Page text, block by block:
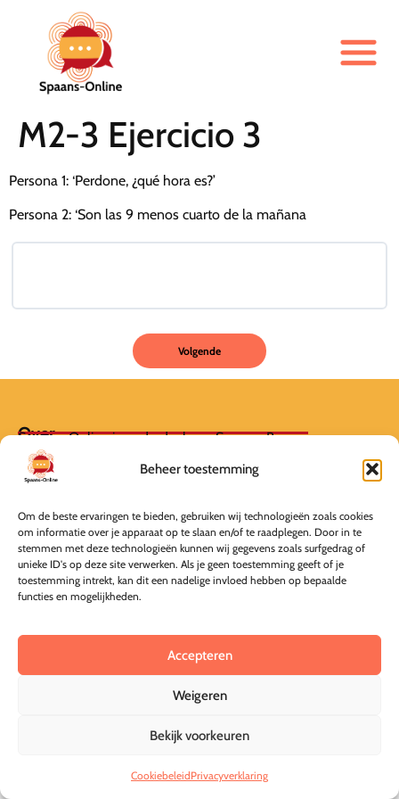
Beheer toestemming
Om de beste ervaringen te bieden, gebruiken wij technologieën zoals cookies
om informatie over je apparaat op te slaan en/of te raadplegen. Door in te
stemmen met deze technologieën kunnen wij gegevens zoals surfgedrag of
unieke ID's op deze site verwerken. Als je geen toestemming geeft of je
toestemming intrekt, kan dit een nadelige invloed hebben op bepaalde
functies en mogelijkheden.
Accepteren
Weigeren
Bekijk voorkeuren
CookiebeleidPrivacyverklaring
M2-3 Ejercicio 3
Persona 1: ‘Perdone, ¿qué hora es?’
Persona 2: ‘Son las 9 menos cuarto de la mañana
Over
Spaans-Online is onderdeel van Spaans-Bussum
Nieuwe Englaan 45
info@spaans-online.nl
KvK 69292191
Annuleer mijn bestelling
© Spaans-Online 2026